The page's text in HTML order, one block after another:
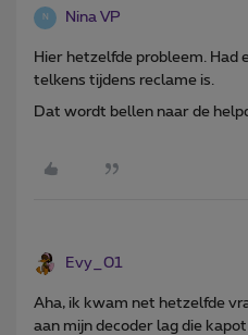
N Nina VP
Hier hetzelfde probleem. Had
telkens tijdens reclame is.
Dat wordt bellen naar de
Evy_01
Aha, ik kwam net hetzelfde
aan mijn decoder lag die kapot